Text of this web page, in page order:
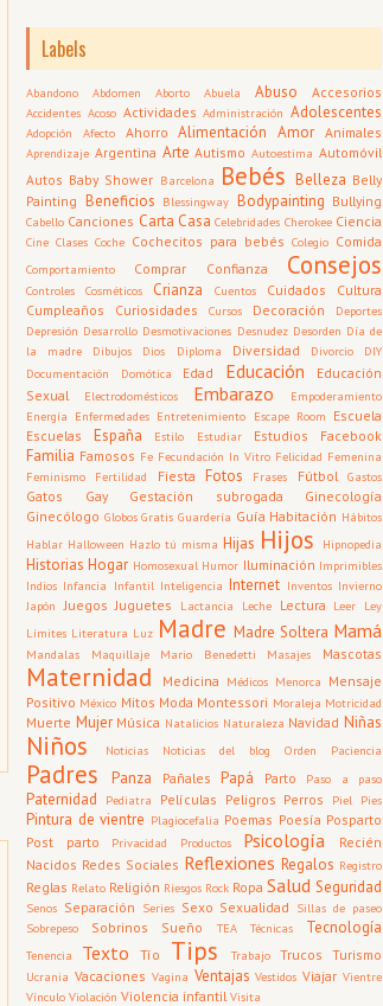
Labels
Abandono Abdomen Aborto Abuela Abuso Accesorios
Accidentes Acoso Actividades Administración Adolescentes
Adopción Afecto Ahorro Alimentación Amor Animales
Aprendizaje Argentina Arte Autismo Autoestima Automóvil
Autos Baby Shower Barcelona Bebés Belleza Belly
Painting Beneficios Blessingway Bodypainting Bullying
Cabello Canciones Carta Casa Celebridades Cherokee Ciencia
Cine Clases Coche Cochecitos para bebés Colegio Comida
Comportamiento Comprar Confianza Consejos
Controles Cosméticos Crianza Cuentos Cuidados
Cultura
Cumpleaños
Curiosidades Cursos Decoración
Deportes
Depresión Desarrollo Desmotivaciones Desnudez Desorden Día de
la madre
Dibujos Dios Diploma Diversidad Divorcio
DIY
Documentación
Domótica Edad Educación
Educación
Sexual
Electrodomésticos Embarazo
Empoderamiento
Energía Enfermedades Entretenimiento Escape Room Escuela
Escuelas
España Estilo Estudiar Estudios Facebook
Familia Famosos Fe Fecundación In Vitro Felicidad Femenina
Feminismo
Fertilidad Fiesta Fotos Frases Fútbol Gastos
Gatos Gay Gestación subrogada
Ginecología
Ginecólogo Globos Gratis Guardería Guía Habitación Hábitos
Hablar Halloween Hazlo tú misma Hijas Hijos Hipnopedia
Historias Hogar Homosexual Humor Iluminación Imprimibles
Indios Infancia Infantil Inteligencia Internet Inventos Invierno
Japón
Juegos Juguetes Lactancia Leche Lectura Leer Ley
Límites Literatura Luz Madre Madre Soltera Mamá
Mandalas Maquillaje Mario Benedetti Masajes Mascotas
Maternidad Medicina Médicos Menorca Mensaje
Positivo México Mitos Moda Montessori Moraleja Motricidad
Muerte Mujer Música Natalicios Naturaleza Navidad Niñas
Niños Noticias Noticias del blog Orden Paciencia
Padres Panza Pañales Papá Parto Paso a paso
Paternidad Pediatra Películas Peligros Perros Piel Pies
Pintura de vientre Plagiocefalia Poemas Poesía Posparto
Post parto
Privacidad Productos Psicología
Recién
Nacidos Redes Sociales Reflexiones Regalos Registro
Reglas Relato Religión Riesgos Rock Ropa Salud Seguridad
Senos Separación Series Sexo Sexualidad Sillas de paseo
Sobrepeso
Sobrinos Sueño TEA Técnicas Tecnología
Tenencia Texto Tío Tips Trabajo Trucos Turismo
Ucrania Vacaciones Vagina Ventajas Vestidos Viajar Vientre
Vínculo Violación Violencia infantil Visita